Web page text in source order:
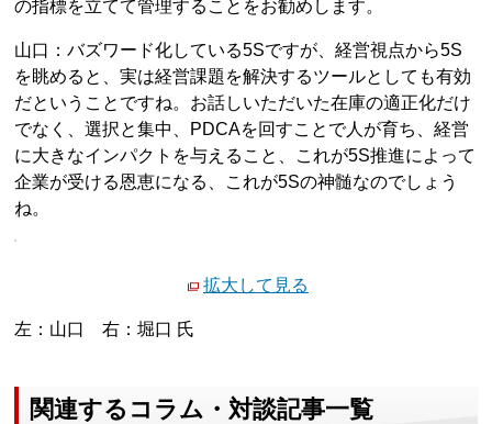
の指標を立てて管理することをお勧めします。
山口：バズワード化している5Sですが、経営視点から5S
を眺めると、実は経営課題を解決するツールとしても有効
だということですね。お話しいただいた在庫の適正化だけ
でなく、選択と集中、PDCAを回すことで人が育ち、経営
に大きなインパクトを与えること、これが5S推進によって
企業が受ける恩恵になる、これが5Sの神髄なのでしょう
ね。
拡大して見る
左：山口 右：堀口 氏
関連するコラム・対談記事一覧